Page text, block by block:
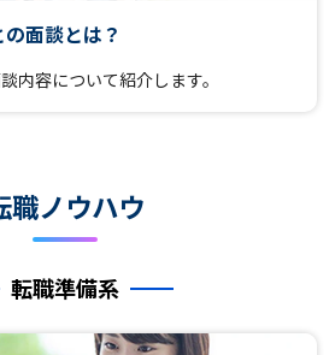
面談とは？
内容について紹介します。
職ノウハウ
転職準備系